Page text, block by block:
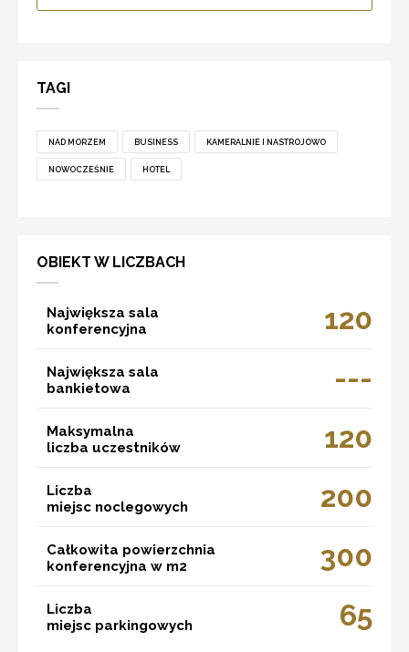
TAGI
NAD MORZEM BUSINESS KAMERALNIE I NASTROJOWO
NOWOCZEŚNIE HOTEL
OBIEKT W LICZBACH
Największa sala
konferencyjna
120
Największa sala
bankietowa
---
Maksymalna
liczba uczestników
120
Liczba
miejsc noclegowych
200
Całkowita powierzchnia
konferencyjna w m2
300
Liczba
miejsc parkingowych
65